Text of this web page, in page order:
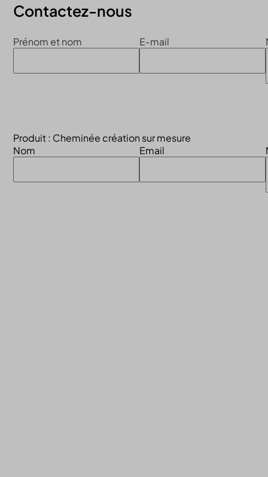
Contactez-nous
Prénom et nom E-mail
Produit : Cheminée création sur mesure
Nom
Email